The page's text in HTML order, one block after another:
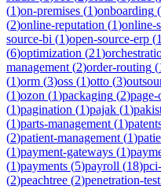
(1)on-premises (1)onboarding (
(2)online-reputation (1)online-
source-bi (1)open-source-erp (
(6)optimization (21)
management (2)order-routing (
(1)orm (3)oss (1)otto (3)
(1)ozon (1)packaging (2)page-
(1)pagination (1)pajak (1)
(1)parts-management (1)
(2)patient-management (1)
(1)payment-gateways (1)
(1)payments (5)payroll (18)
(2)peachtree (2)penetration-